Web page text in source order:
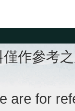
作參考
are for